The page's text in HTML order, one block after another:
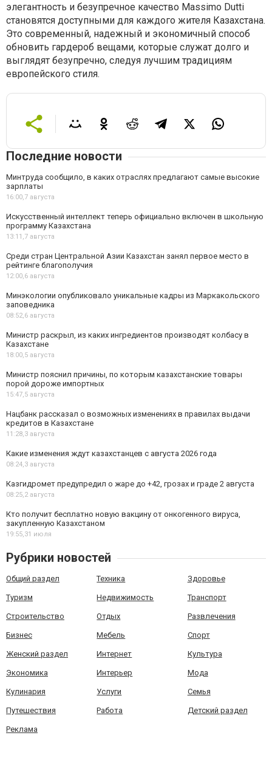
элегантность и безупречное качество Massimo Dutti
становятся доступными для каждого жителя Казахстана.
Это современный, надежный и экономичный способ
обновить гардероб вещами, которые служат долго и
выглядят безупречно, следуя лучшим традициям
европейского стиля.
Последние новости
Минтруда сообщило, в каких отраслях предлагают самые высокие
зарплаты
16:00,7 августа
Искусственный интеллект теперь официально включен в школьную
программу Казахстана
13:11,7 августа
Среди стран Центральной Азии Казахстан занял первое место в
рейтинге благополучия
12:00,6 августа
Минэкологии опубликовало уникальные кадры из Маркакольского
заповедника
08:52,6 августа
Министр раскрыл, из каких ингредиентов производят колбасу в
Казахстане
18:00,5 августа
Министр пояснил причины, по которым казахстанские товары
порой дороже импортных
15:47,5 августа
Нацбанк рассказал о возможных изменениях в правилах выдачи
кредитов в Казахстане
11:28,3 августа
Какие изменения ждут казахстанцев с августа 2026 года
08:24,3 августа
Казгидромет предупредил о жаре до +42, грозах и граде 2 августа
08:25,2 августа
Кто получит бесплатно новую вакцину от онкогенного вируса,
закупленную Казахстаном
19:55,31 июля
Рубрики новостей
Общий раздел Техника Здоровье
Туризм Недвижимость Транспорт
Строительство Отдых Развлечения
Бизнес Мебель Спорт
Женский раздел Интернет Культура
Экономика Интерьер Мода
Кулинария Услуги Семья
Путешествия Работа Детский раздел
Реклама